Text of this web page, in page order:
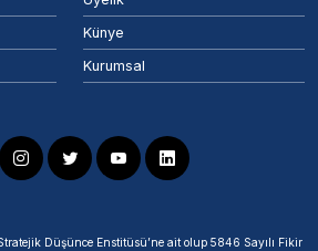
Künye
Kurumsal
Düşünce Enstitüsü’ne ait olup 5846 Sayılı Fikir